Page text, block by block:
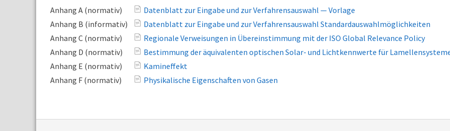
Anhang A (normativ)
Datenblatt zur Eingabe und zur Verfahrensauswahl — Vorlage
Anhang B (informativ)
Datenblatt zur Eingabe und zur Verfahrensauswahl Standardauswahlmöglichkeiten
Anhang C (normativ)
Regionale Verweisungen in Übereinstimmung mit der ISO Global Relevance Policy
Anhang D (normativ)
Bestimmung der äquivalenten optischen Solar- und Lichtkennwerte für
Anhang E (normativ)
Kamineffekt
Anhang F (normativ)
Physikalische Eigenschaften von Gasen